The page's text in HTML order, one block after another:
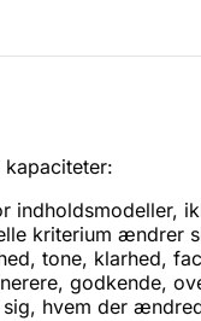
indholdsmodeller,
kriterium ændrer
tone, klarhed,
godkende,
hvem der